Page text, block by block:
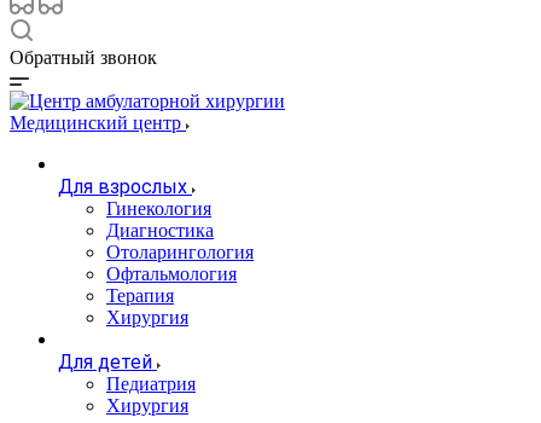
Обратный звонок
Медицинский центр
Для взрослых
Гинекология
Диагностика
Отоларингология
Офтальмология
Терапия
Хирургия
Для детей
Педиатрия
Хирургия